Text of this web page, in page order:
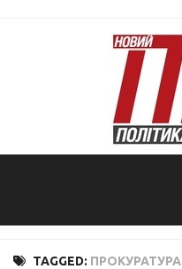
TAGGED: ПРОКУРАТУРА